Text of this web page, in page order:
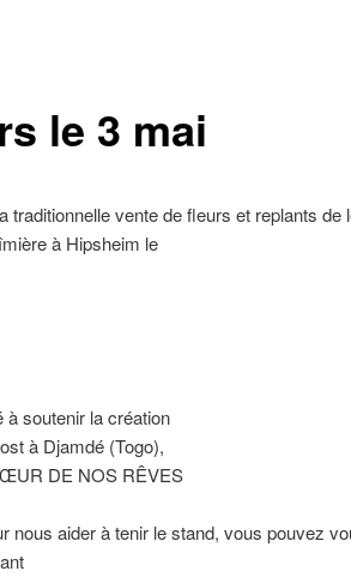
le 3 mai
traditionnelle vente de fleurs et replants de
à Hipsheim le
à soutenir la création
à Djamdé (Togo),
DE NOS RÊVES
nous aider à tenir le stand, vous pouvez